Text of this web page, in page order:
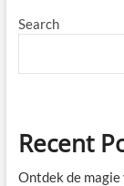
Search
Recent
Ontdek de